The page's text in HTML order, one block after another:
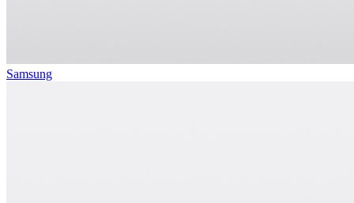
Samsung